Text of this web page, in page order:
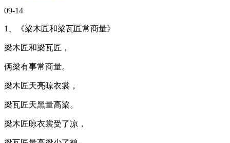
09-14
1、《梁木匠和梁瓦匠常商量》
梁木匠和梁瓦匠，
俩梁有事常商量。
梁木匠天亮晾衣裳，
梁瓦匠天黑量高梁。
梁木匠晾衣裳受了凉，